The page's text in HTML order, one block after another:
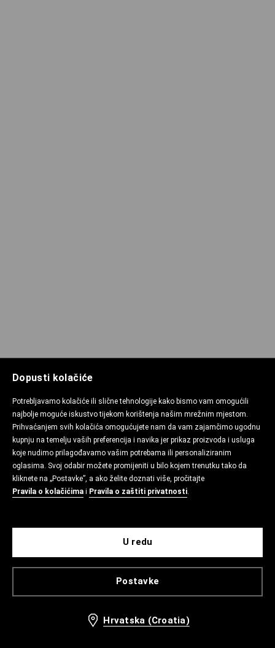
Dopusti kolačiće
Potrebljavamo kolačiće ili slične tehnologije kako bismo vam omogućili
najbolje moguće iskustvo tijekom korištenja našim mrežnim mjestom.
Prihvaćanjem svih kolačića omogućujete nam da vam zajamčimo ugodnu
kupnju na temelju vaših preferencija i navika jer prikaz proizvoda i usluga
koje nudimo prilagođavamo vašim potrebama ili personaliziranim
oglasima. Svoj odabir možete promijeniti u bilo kojem trenutku tako da
kliknete na „Postavke”, a ako želite doznati više, pročitajte
Pravila o kolačićima i Pravila o zaštiti privatnosti.
Postavke
U redu
Hrvatska (Croatia)